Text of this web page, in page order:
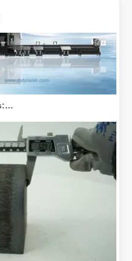
Revolucione el corte de tubos: cómo las máquinas cortadoras de tubos por láser transforman la fabricación